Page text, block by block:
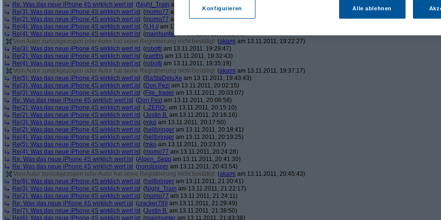
Re: Was das neue iPhone 4S wirklich wert ist (Night_Train am 13.11.2011, 18:57:48)
Re(3): Was das neue iPhone 4S wirklich wert ist (momo77 am 13.11.2011, 18:58:38)
Re(2): Was das neue iPhone 4S wirklich wert ist (momo77 am 13.11.2011, 19:02:15)
Re(4): Was das neue iPhone 4S wirklich wert ist (\\ H // am 13.11.2011, 19:03:18)
Re(4): Was das neue iPhone 4S wirklich wert ist (mainhunteram 13.11.2011, 19:21:38)
Vom Autor zurückgezogen oder Autor hat seine Registrierung nicht bestätigt (akami am 13.11.2011, 19:22:27)
Re(3): Was das neue iPhone 4S wirklich wert ist (robotti am 13.11.2011, 19:29:47)
Re(2): Was das neue iPhone 4S wirklich wert ist (eanths am 13.11.2011, 19:32:43)
Re(4): Was das neue iPhone 4S wirklich wert ist (robotti am 13.11.2011, 19:35:19)
Vom Autor zurückgezogen oder Autor hat seine Registrierung nicht bestätigt (akami am 13.11.2011, 19:37:17)
Re(5): Was das neue iPhone 4S wirklich wert ist (RaStaDeluXe am 13.11.2011, 19:43:43)
Re(3): Was das neue iPhone 4S wirklich wert ist (Don Pezi am 13.11.2011, 20:02:15)
Re(3): Was das neue iPhone 4S wirklich wert ist (File_trader am 13.11.2011, 20:03:07)
Re: Was das neue iPhone 4S wirklich wert ist (Don Pezi am 13.11.2011, 20:08:58)
Re(2): Was das neue iPhone 4S wirklich wert ist (.:ZERO:. am 13.11.2011, 20:15:10)
Re(2): Was das neue iPhone 4S wirklich wert ist (Justin B. am 13.11.2011, 20:16:16)
Re(3): Was das neue iPhone 4S wirklich wert ist (mko am 13.11.2011, 20:17:50)
Re(2): Was das neue iPhone 4S wirklich wert ist (hellbringer am 13.11.2011, 20:18:41)
Re(4): Was das neue iPhone 4S wirklich wert ist (hellbringer am 13.11.2011, 20:19:25)
Re(5): Was das neue iPhone 4S wirklich wert ist (mko am 13.11.2011, 20:23:37)
Re(4): Was das neue iPhone 4S wirklich wert ist (momo77 am 13.11.2011, 20:24:28)
Re: Was das neue iPhone 4S wirklich wert ist (Alpen_Sepp am 13.11.2011, 20:41:30)
Re: Was das neue iPhone 4S wirklich wert ist (nonstopper am 13.11.2011, 20:43:54)
Vom Autor zurückgezogen oder Autor hat seine Registrierung nicht bestätigt (akami am 13.11.2011, 20:45:43)
Re(6): Was das neue iPhone 4S wirklich wert ist (hellbringer am 13.11.2011, 21:20:41)
Re(3): Was das neue iPhone 4S wirklich wert ist (Night_Train am 13.11.2011, 21:22:17)
Re(2): Was das neue iPhone 4S wirklich wert ist (momo77 am 13.11.2011, 21:24:11)
Re: Was das neue iPhone 4S wirklich wert ist (cracker789 am 13.11.2011, 21:29:49)
Re(7): Was das neue iPhone 4S wirklich wert ist (Justin B. am 13.11.2011, 21:38:50)
Re(6): Was das neue iPhone 4S wirklich wert ist (mainhunter am 13.11.2011, 21:43:38)
Konfigurieren Alle ablehnen